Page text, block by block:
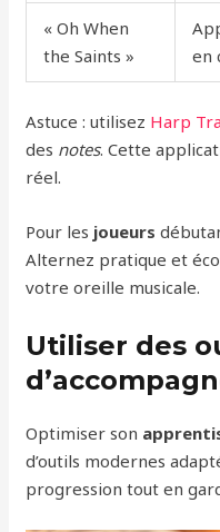
« Oh When
the Saints »
en
Astuce : utilisez Harp
des notes. Cette
réel.
Pour les joueurs
Alternez pratique et
votre oreille musicale.
Utiliser des
Optimiser son
d’outils modernes
progression tout en